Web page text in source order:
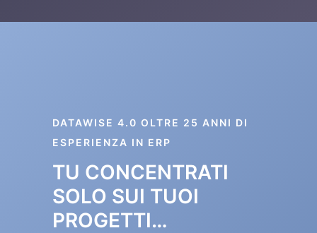
DATAWISE 4.0 OLTRE 25 ANNI DI
ESPERIENZA IN ERP
TU CONCENTRATI
SOLO SUI TUOI
PROGETTI…